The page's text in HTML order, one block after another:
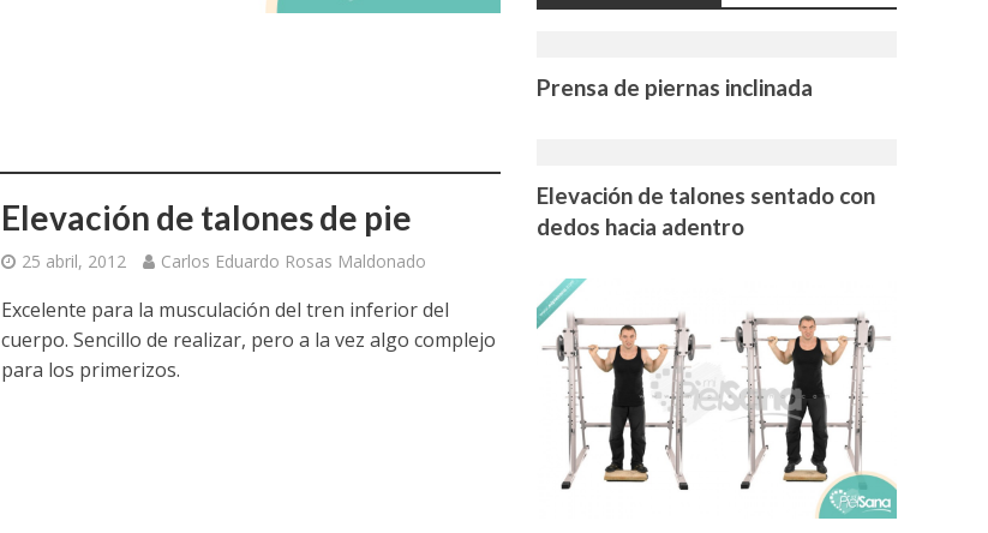
Elevación de talones de pie
25 abril, 2012 Carlos Eduardo Rosas Maldonado
Excelente para la musculación del tren inferior del
cuerpo. Sencillo de realizar, pero a la vez algo complejo
para los primerizos.
Prensa de piernas inclinada
Elevación de talones sentado con
dedos hacia adentro